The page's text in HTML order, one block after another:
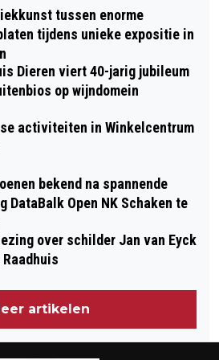
OUDE JANtussen enorme
tijdens unieke expositie in
Dieren viert 40-jarig jubileum
op wijndomein
activiteiten in Winkelcentrum
bekend na spannende
DataBalk Open NK Schaken te
over schilder Jan van Eyck
Raadhuis
artikelen